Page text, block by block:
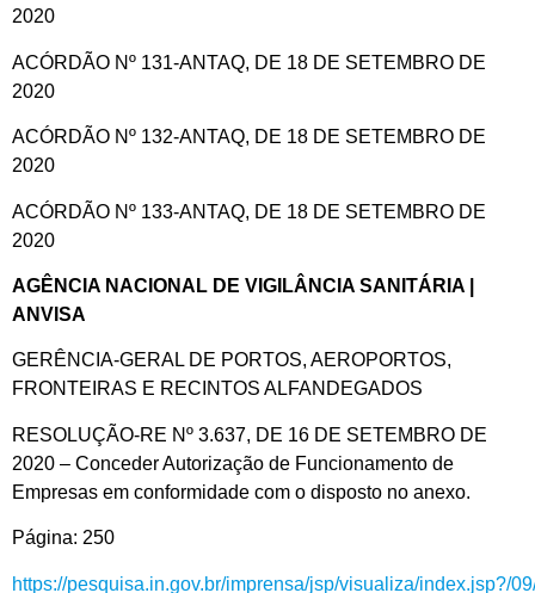
2020
ACÓRDÃO Nº 131-ANTAQ, DE 18 DE SETEMBRO DE
2020
ACÓRDÃO Nº 132-ANTAQ, DE 18 DE SETEMBRO DE
2020
ACÓRDÃO Nº 133-ANTAQ, DE 18 DE SETEMBRO DE
2020
AGÊNCIA NACIONAL DE VIGILÂNCIA SANITÁRIA |
ANVISA
GERÊNCIA-GERAL DE PORTOS, AEROPORTOS,
FRONTEIRAS E RECINTOS ALFANDEGADOS
RESOLUÇÃO-RE Nº 3.637, DE 16 DE SETEMBRO DE
2020 – Conceder Autorização de Funcionamento de
Empresas em conformidade com o disposto no anexo.
Página: 250
https://pesquisa.in.gov.br/imprensa/jsp/visualiza/index.jsp?/